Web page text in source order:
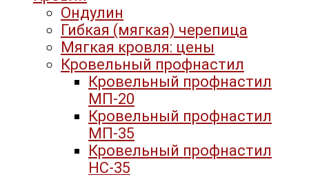
Ондулин
Гибкая (мягкая) черепица
Мягкая кровля: цены
Кровельный профнастил
Кровельный профнастил
МП-20
Кровельный профнастил
МП-35
Кровельный профнастил
НС-35